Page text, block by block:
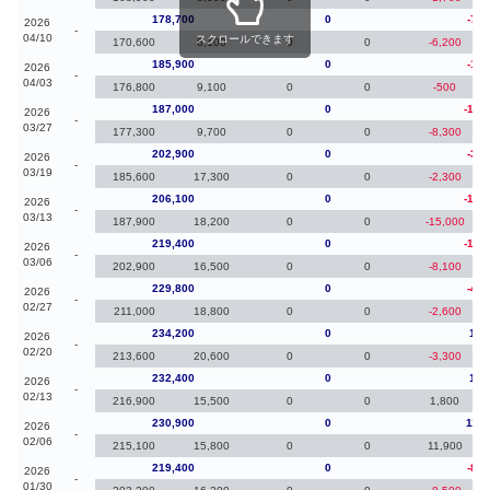
2026
04/10
-
178,700 0
-
170,600
8,100 0 0 -6,200
2026
04/03
-
185,900 0
-
176,800
9,100 0 0 -500
2026
03/27
-
187,000 0
-
177,300
9,700 0 0 -8,300
2026
03/19
-
202,900 0
-
185,600
17,300 0 0 -2,300
2026
03/13
-
206,100 0
-
187,900
18,200 0 0 -15,000
2026
03/06
-
219,400 0
-
202,900
16,500 0 0 -8,100
2026
02/27
-
229,800 0
-
211,000
18,800 0 0 -2,600
2026
02/20
-
234,200 0
213,600
20,600 0 0 -3,300
2026
02/13
-
232,400 0
216,900
15,500 0 0 1,800
2026
02/06
-
230,900 0
215,100
15,800 0 0 11,900
2026
01/30
-
219,400 0
-
スクロールできます